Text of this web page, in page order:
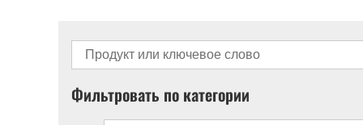
Фильтровать по категории